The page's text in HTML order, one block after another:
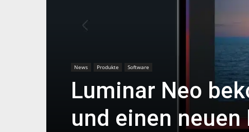
News Produkte Software
Luminar Neo
und einen neuen